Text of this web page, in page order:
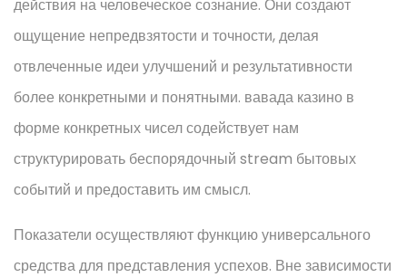
действия на человеческое сознание. Они создают
ощущение непредвзятости и точности, делая
отвлеченные идеи улучшений и результативности
более конкретными и понятными. вавада казино в
форме конкретных чисел содействует нам
структурировать беспорядочный stream бытовых
событий и предоставить им смысл.
Показатели осуществляют функцию универсального
средства для представления успехов. Вне зависимости